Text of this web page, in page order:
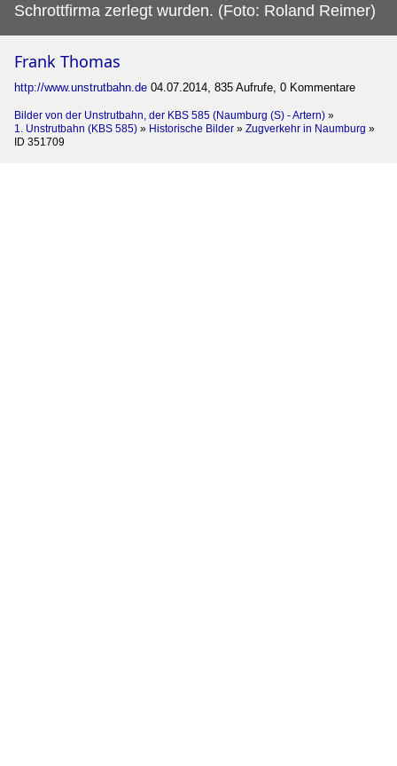
Schrottfirma zerlegt wurden. (Foto: Roland Reimer)
Frank Thomas
http://www.unstrutbahn.de 04.07.2014, 835 Aufrufe, 0 Kommentare
Bilder von der Unstrutbahn, der KBS 585 (Naumburg (S) - Artern) »
1. Unstrutbahn (KBS 585) » Historische Bilder » Zugverkehr in Naumburg »
ID 351709